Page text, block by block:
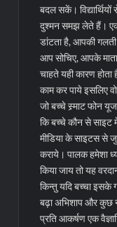
बदल सकें।
दुश्मन समझ लेते हैं।
डांटता है, आपकी
आप सोचिए, आपके
चाहते यही कारण
काम कर पाये इसलिए
जो बच्चे स्र्माट फोन
कि बच्चे कौन से साइट
मीडिया के साइटस से
कराये। पालक हमेशा
किया जाय तो यह
किन्तु यदि बच्चा इसके
बढ़ा अभिशाप और कुछ
प्रति आकर्षण एक